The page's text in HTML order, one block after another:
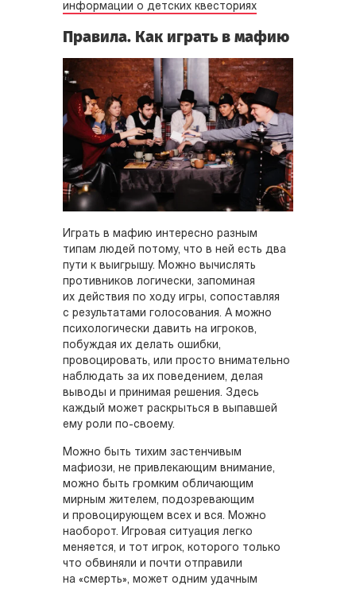
информации о детских квесториях
Правила. Как играть в мафию
Играть в мафию интересно разным
типам людей потому, что в ней есть два
пути к выигрышу. Можно вычислять
противников логически, запоминая
их действия по ходу игры, сопоставляя
с результатами голосования. А можно
психологически давить на игроков,
побуждая их делать ошибки,
провоцировать, или просто внимательно
наблюдать за их поведением, делая
выводы и принимая решения. Здесь
каждый может раскрыться в выпавшей
ему роли по-своему.
Можно быть тихим застенчивым
мафиози, не привлекающим внимание,
можно быть громким обличающим
мирным жителем, подозревающим
и провоцирующем всех и вся. Можно
наоборот. Игровая ситуация легко
меняется, и тот игрок, которого только
что обвиняли и почти отправили
на «смерть», может одним удачным